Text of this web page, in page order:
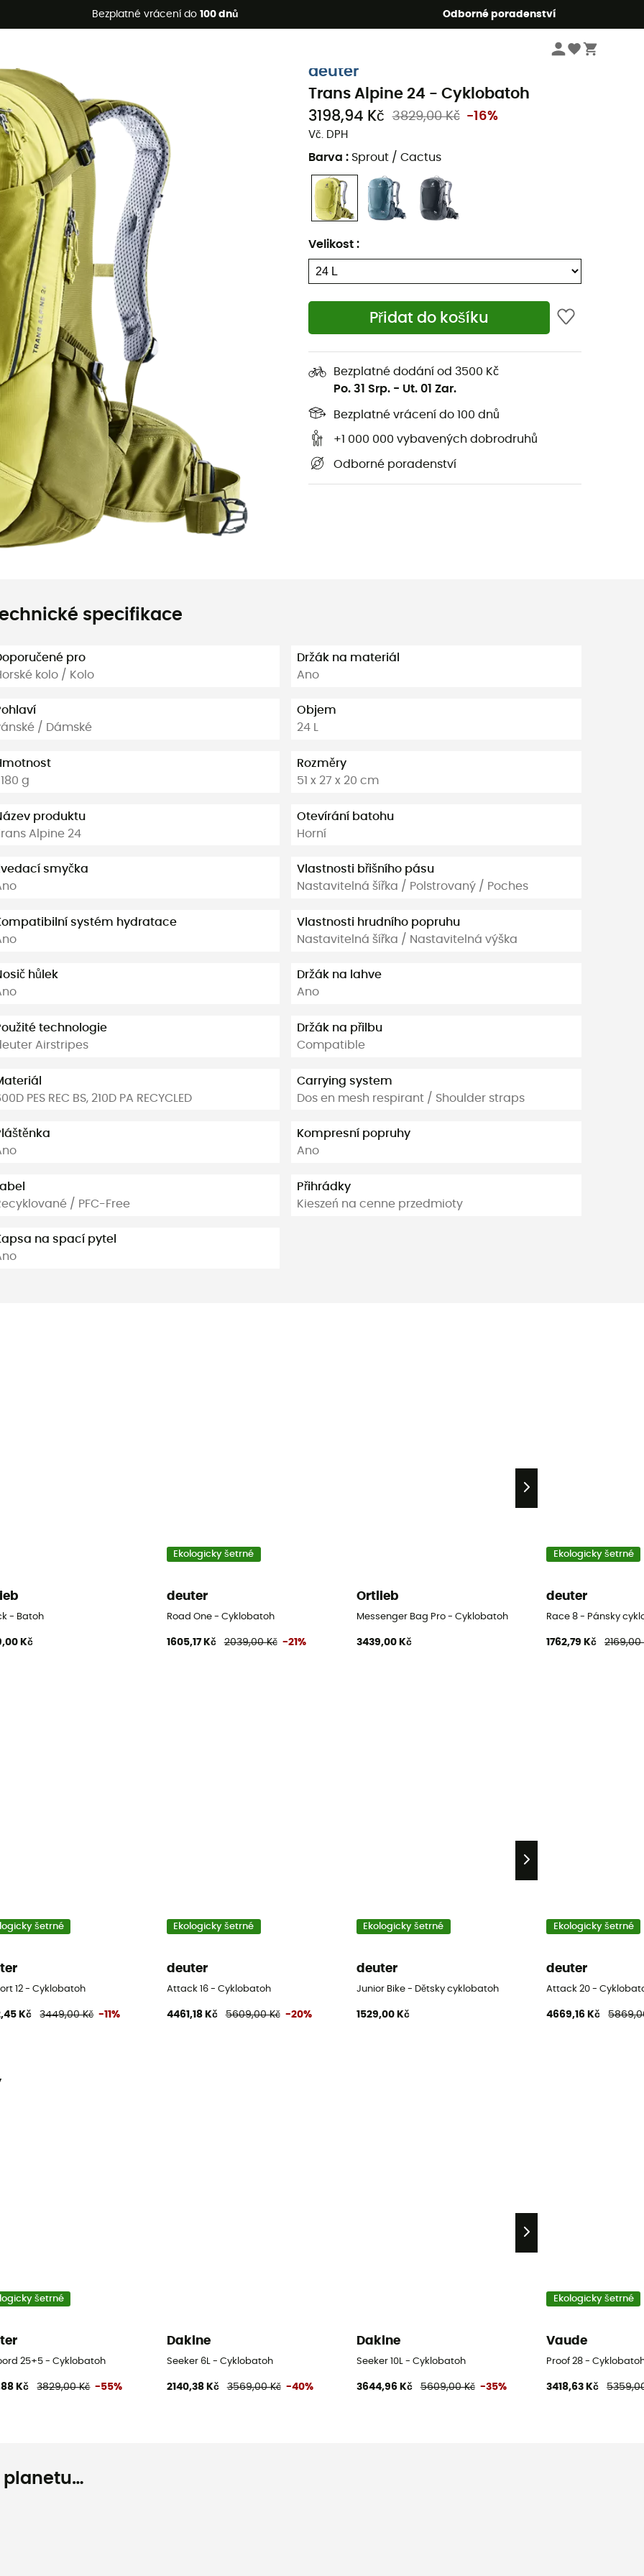
Bezplatné vrácení do 100 dnů Odborné poradenství
akce 🔥 -5 % EXTRA při nákupu 2 produktů* s kódem Summer5
Cyklobatohy & cyklistické batohy
deuter
Trans Alpine 24 - Cyklobatoh
3198,94 Kč
3829,00 Kč -16%
Vč. DPH
Barva : Sprout / Cactus
Velikost :
Přidat do košíku
Bezplatné dodání od 3500 Kč
Po. 31 Srp. - Ut. 01 Zar.
Bezplatné vrácení do 100 dnů
+1 000 000 vybavených dobrodruhů
Odborné poradenství
specifikace
pro
kolo / Kolo
/ Dámské
180 g
produktu
Alpine 24
smyčka
systém hydratace
hůlek
technologie
Airstripes
PES REC BS, 210D PA RECYCLED
/ PFC-Free
na spací pytel
Držák na materiál
Ano
Objem
24 L
Rozměry
51 x 27 x 20 cm
Otevírání batohu
Horní
Vlastnosti břišního pásu
Nastavitelná šířka / Polstrovaný / Poches
Vlastnosti hrudního popruhu
Nastavitelná šířka / Nastavitelná výška
Držák na lahve
Ano
Držák na přilbu
Compatible
Carrying system
Dos en mesh respirant / Shoulder straps
Kompresní popruhy
Ano
Přihrádky
Kieszeń na cenne przedmioty
- Batoh
Kč
Ekologicky šetrné
deuter
Road One - Cyklobatoh
1605,17 Kč 2039,00 Kč -21%
Ortlieb
Messenger Bag Pro - Cyklobatoh
3439,00 Kč
Ekologicky šetrné
deuter
Race 8 - Pánsky
1762,79 Kč 2169,00
šetrné
12 - Cyklobatoh
Kč 3449,00 Kč -11%
Ekologicky šetrné
deuter
Attack 16 - Cyklobatoh
4461,18 Kč 5609,00 Kč -20%
Ekologicky šetrné
deuter
Junior Bike - Dětsky cyklobatoh
1529,00 Kč
Ekologicky šetrné
deuter
Attack 20 -
4669,16 Kč
šetrné
25+5 - Cyklobatoh
Kč 3829,00 Kč -55%
Dakine
Seeker 6L - Cyklobatoh
2140,38 Kč 3569,00 Kč -40%
Dakine
Seeker 10L - Cyklobatoh
3644,96 Kč 5609,00 Kč -35%
Ekologicky šetrné
Vaude
Proof 28 -
3418,63 Kč
planetu…